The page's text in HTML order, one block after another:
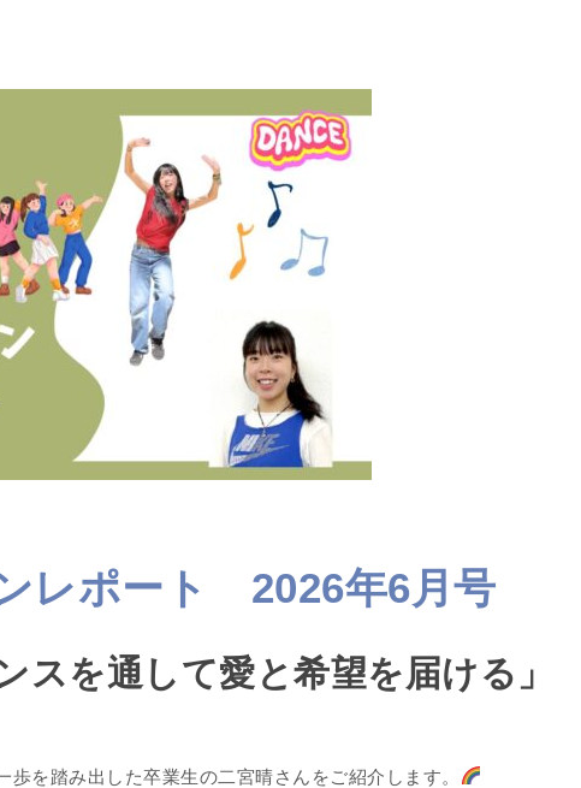
レポート 2026年6月号
スを通して愛と希望を届ける」
歩を踏み出した卒業生の二宮晴さんをご紹介します。